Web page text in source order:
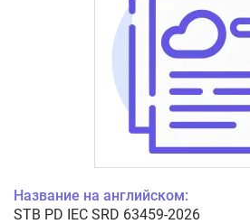
Название на английском:
STB PD IEC SRD 63459-2026